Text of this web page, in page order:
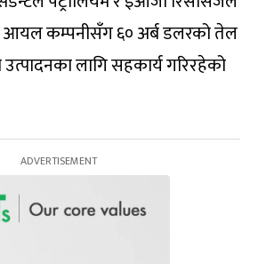
कम्पनीसँग ६० अर्ब डलरको तेल
लागि सहकार्य गरिरहेको